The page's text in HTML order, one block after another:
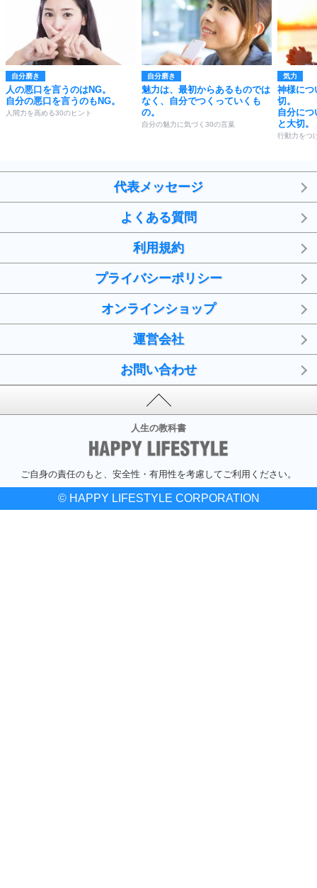
自分磨き
人の悪口を言うのはNG。
自分の悪口を言うのもNG。
人間力を高める30のヒント
自分磨き
魅力は、最初からあるものでは
なく、自分でつくっていくも
の。
自分の魅力に気づく30の言葉
気力
神様につ
切。
自分に
と大切。
行動力をつ
代表メッセージ
よくある質問
利用規約
プライバシーポリシー
オンラインショップ
運営会社
お問い合わせ
人生の教科書
ご自身の責任のもと、安全性・有用性を考慮してご利用ください。
© HAPPY LIFESTYLE CORPORATION